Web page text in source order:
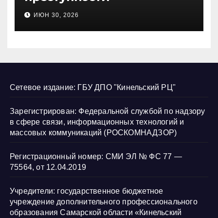
несовершеннолетних и
нарушению их прав
ИЮН 30, 2026
Сетевое издание: ГБУ ДПО "Кинельский РЦ"
Зарегистрирован: Федеральной службой по надзору
в сфере связи, информационных технологий и
массовых коммуникаций (РОСКОМНАДЗОР)
Регистрационный номер: СМИ ЭЛ № ФС 77 —
75564, от 12.04.2019
Учредители: государственное бюджетное
учреждение дополнительного профессионального
образования Самарской области «Кинельский